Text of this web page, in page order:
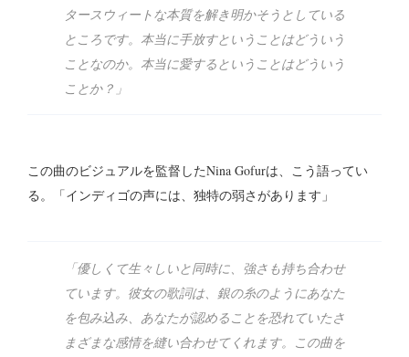
タースウィートな本質を解き明かそうとしている
ところです。本当に手放すということはどういう
ことなのか。本当に愛するということはどういう
ことか？」
この曲のビジュアルを監督したNina Gofurは、こう語ってい
る。「インディゴの声には、独特の弱さがあります」
「優しくて生々しいと同時に、強さも持ち合わせ
ています。彼女の歌詞は、銀の糸のようにあなた
を包み込み、あなたが認めることを恐れていたさ
まざまな感情を縫い合わせてくれます。この曲を